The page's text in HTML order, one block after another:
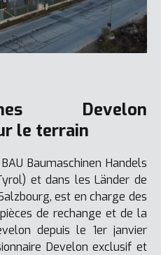
Develon
le terrain
Baumaschinen Handels
et dans les Länder de
est en charge des
de rechange et de la
depuis le 1er janvier
Develon exclusif et